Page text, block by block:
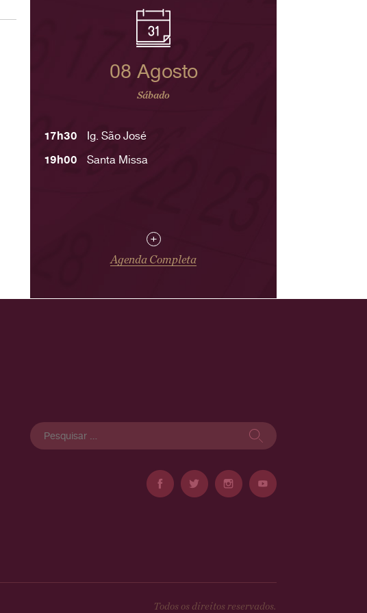
08 Agosto
Sábado
17h30
Ig. São José
19h00
Santa Missa
+
Agenda Completa
Pesquisar
por:
Todos os direitos reservados.